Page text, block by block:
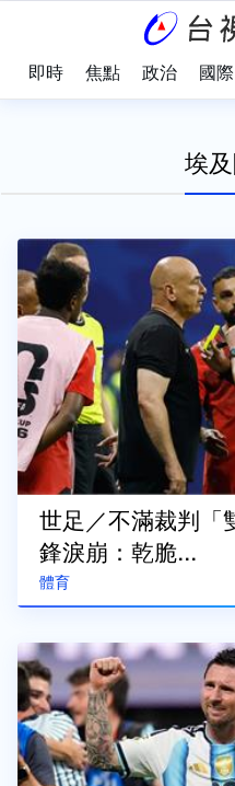
即時 焦點 政治 國際
埃
體育
世足／不滿裁判「
鋒淚崩：乾脆...